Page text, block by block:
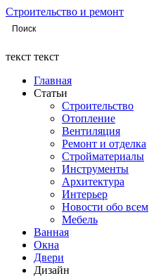
Строительство и ремонт
текст текст
Главная
Статьи
Строительство
Отопление
Вентиляция
Ремонт и отделка
Стройматериалы
Инструменты
Архитектура
Интерьер
Новости обо всем
Мебель
Ванная
Окна
Двери
Дизайн